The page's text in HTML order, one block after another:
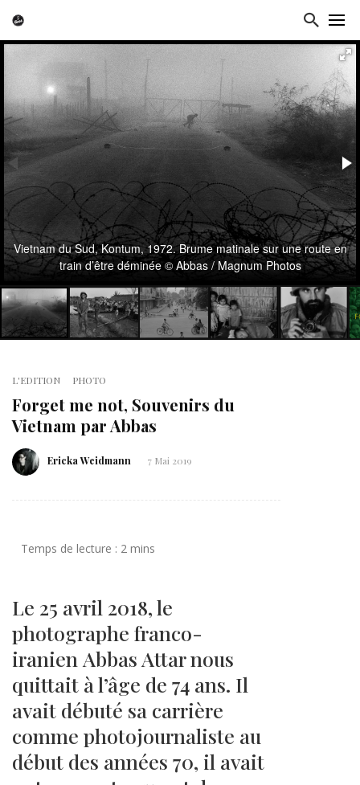
Vietnam du Sud, Kontum, 1972. Brume matinale sur une route en
train d’être déminée © Abbas / Magnum Photos
L'EDITION PHOTO
Forget me not, Souvenirs du
Vietnam par Abbas
Ericka Weidmann 7 Mai 2019
Le 25 avril 2018, le
photographe franco-
iranien Abbas Attar nous
quittait à l’âge de 74 ans. Il
avait débuté sa carrière
comme photojournaliste au
début des années 70, il avait